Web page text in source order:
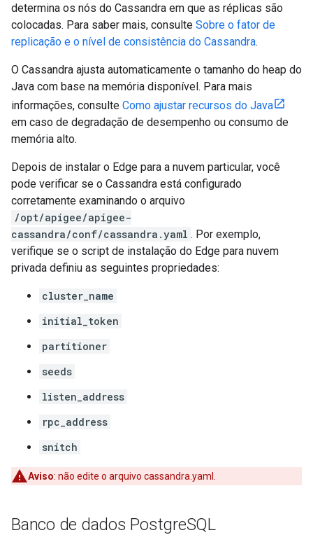
determina os nós do Cassandra em que as réplicas são
colocadas. Para saber mais, consulte Sobre o fator de
replicação e o nível de consistência do Cassandra.
O Cassandra ajusta automaticamente o tamanho do heap do
Java com base na memória disponível. Para mais
informações, consulte Como ajustar recursos do Java
em caso de degradação de desempenho ou consumo de
memória alto.
Depois de instalar o Edge para a nuvem particular, você
pode verificar se o Cassandra está configurado
corretamente examinando o arquivo
/opt/apigee/apigee-
cassandra/conf/cassandra.yaml . Por exemplo,
verifique se o script de instalação do Edge para nuvem
privada definiu as seguintes propriedades:
cluster_name
initial_token
partitioner
seeds
listen_address
rpc_address
snitch
Aviso: não edite o arquivo cassandra.yaml.
Banco de dados PostgreSQL